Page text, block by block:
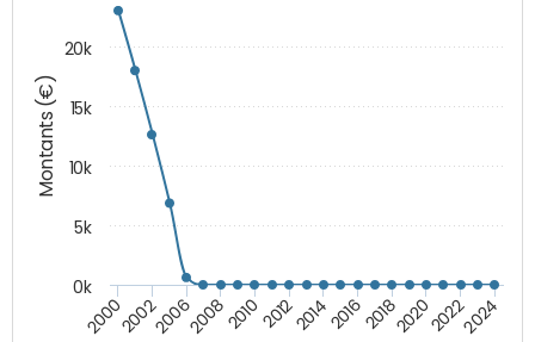
Montants (€)
200020022006200820102012201420162018202020222024
0k
5k
10k
15k
20k